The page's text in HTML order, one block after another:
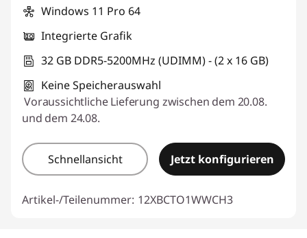
Windows 11 Pro 64
Integrierte Grafik
32 GB DDR5-5200MHz (UDIMM) - (2 x 16 GB)
Keine Speicherauswahl
Voraussichtliche Lieferung zwischen dem 20.08.
und dem 24.08.
Schnellansicht Jetzt konfigurieren
Artikel-/Teilenummer: 12XBCTO1WWCH3